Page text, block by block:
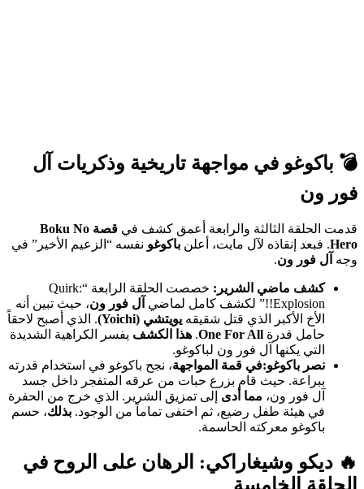
💣 باكوغو في مواجهة تاريخية وذكريات آل
فور ون
قدمت الحلقة الثالثة والرابعة أعمق كشف في
قصة Boku No
Hero. فبعد إنقاذه لآل مايت، أعلن باكوغو نفسه “الزعيم الأخير” في
وجه آل فور ون.
كشف ماضي الشرير:
خصصت الحلقة الرابعة “Quirk:
Explosion!!” لكشف كامل لماضي
آل فور ون، حيث تبين أنه
الأخ الأكبر الذي قتل شقيقه يويتشي (Yoichi)
. الذي أصبح لاحقاً
حامل قدرة One For All
. هذا الكشف يفسر الكراهية الشديدة
التي يكنها آل فور ون لباكوغو.
نصر باكوغو:في قمة المواجهة، نجح باكوغو في استخدام قدرته
ببراعة. حيث قام بزرع حبات من عرقه المتفجر داخل جسد
آل فور ون، مما أدى إلى تمزيق الشرير. الذي خرج من الحفرة
في هيئة طفل رضيع، ثم اختفى تماماً من الوجود. بذلك، حسم
باكوغو معركته الحاسمة.
🔥 ديكو وشيغاراكي: الرهان على الروح في
الحلقة الخامسة